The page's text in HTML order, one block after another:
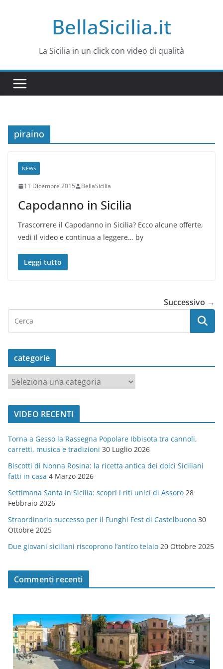
BellaSicilia.it
La Sicilia in un click con video di qualità
piraino
NEWS
11 Dicembre 2015 BellaSicilia
Capodanno in Sicilia
Trascorrere il Capodanno in Sicilia? Ecco alcune offerte,
vedi il video e continua a leggere… by
Leggi tutto
Successivo →
categorie
a
t
o
r
i
e
VIDEO RECENTI
Torna a Gesso la Rassegna Popolare Ibbisota tra cannoli,
carretti, musica e tradizioni 30 Luglio 2026
Biscotti di Nonna Rosina: la ricetta antica dei dolci Siciliani
fatti in casa 4 Marzo 2026
Settimana Santa in Sicilia: scopri i riti unici di Assoro 28
Febbraio 2026
Straordinario successo per il Funghi Fest di Castelbuono 30
Ottobre 2025
Due giovani siciliani riscoprono l’antico telaio 20 Ottobre 2025
Commenti recenti